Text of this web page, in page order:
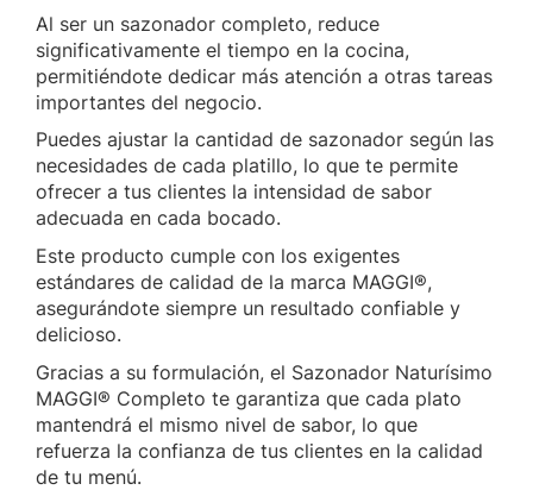
Al ser un sazonador completo, reduce
significativamente el tiempo en la cocina,
permitiéndote dedicar más atención a otras tareas
importantes del negocio.
Puedes ajustar la cantidad de sazonador según las
necesidades de cada platillo, lo que te permite
ofrecer a tus clientes la intensidad de sabor
adecuada en cada bocado.
Este producto cumple con los exigentes
estándares de calidad de la marca MAGGI®,
asegurándote siempre un resultado confiable y
delicioso.
Gracias a su formulación, el Sazonador Naturísimo
MAGGI® Completo te garantiza que cada plato
mantendrá el mismo nivel de sabor, lo que
refuerza la confianza de tus clientes en la calidad
de tu menú.